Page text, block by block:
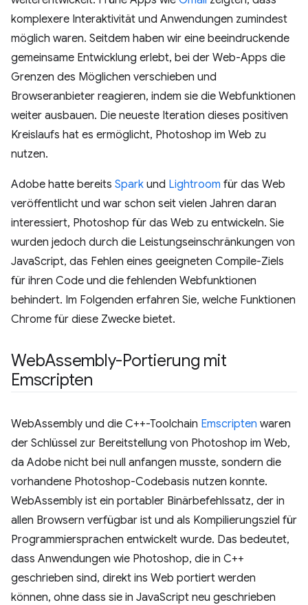
komplexere Interaktivität und Anwendungen zumindest
möglich waren. Seitdem haben wir eine beeindruckende
gemeinsame Entwicklung erlebt, bei der Web-Apps die
Grenzen des Möglichen verschieben und
Browseranbieter reagieren, indem sie die Webfunktionen
weiter ausbauen. Die neueste Iteration dieses positiven
Kreislaufs hat es ermöglicht, Photoshop im Web zu
nutzen.
Adobe hatte bereits Spark und Lightroom für das Web
veröffentlicht und war schon seit vielen Jahren daran
interessiert, Photoshop für das Web zu entwickeln. Sie
wurden jedoch durch die Leistungseinschränkungen von
JavaScript, das Fehlen eines geeigneten Compile-Ziels
für ihren Code und die fehlenden Webfunktionen
behindert. Im Folgenden erfahren Sie, welche Funktionen
Chrome für diese Zwecke bietet.
WebAssembly-Portierung mit
Emscripten
WebAssembly und die C++-Toolchain Emscripten waren
der Schlüssel zur Bereitstellung von Photoshop im Web,
da Adobe nicht bei null anfangen musste, sondern die
vorhandene Photoshop-Codebasis nutzen konnte.
WebAssembly ist ein portabler Binärbefehlssatz, der in
allen Browsern verfügbar ist und als Kompilierungsziel für
Programmiersprachen entwickelt wurde. Das bedeutet,
dass Anwendungen wie Photoshop, die in C++
geschrieben sind, direkt ins Web portiert werden
können, ohne dass sie in JavaScript neu geschrieben